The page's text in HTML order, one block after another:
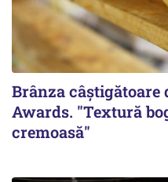
Brânza câștigătoare
Awards. "Textură
cremoasă"